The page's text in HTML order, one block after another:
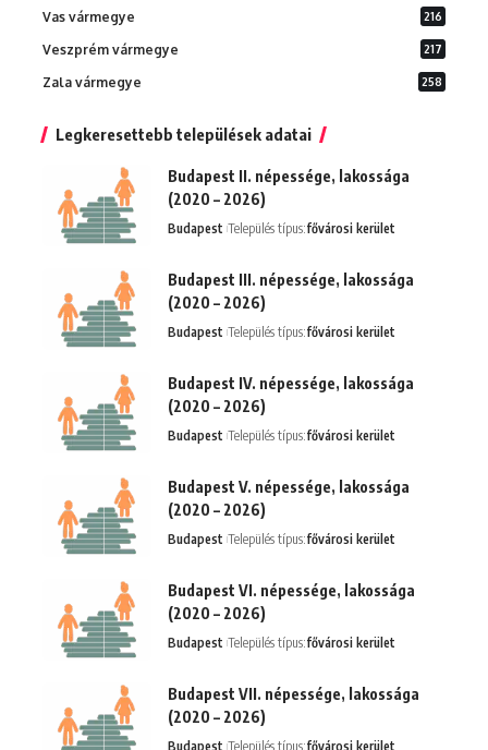
Vas vármegye 216
Veszprém vármegye 217
Zala vármegye 258
Legkeresettebb települések adatai
Budapest II. népessége, lakossága
(2020 – 2026)
Budapest Település típus:fővárosi kerület
Budapest III. népessége, lakossága
(2020 – 2026)
Budapest Település típus:fővárosi kerület
Budapest IV. népessége, lakossága
(2020 – 2026)
Budapest Település típus:fővárosi kerület
Budapest V. népessége, lakossága
(2020 – 2026)
Budapest Település típus:fővárosi kerület
Budapest VI. népessége, lakossága
(2020 – 2026)
Budapest Település típus:fővárosi kerület
Budapest VII. népessége, lakossága
(2020 – 2026)
Budapest Település típus:fővárosi kerület